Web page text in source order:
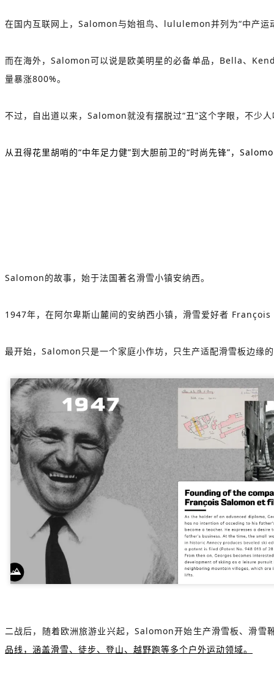
在国内互联网上， Salomon与始祖鸟、lululemon并列为“中产运
而在海外，Salomon可以说是欧美明星的必备单品，Bella、
量暴涨800%。
不过，自出道以来，Salomon就没有摆脱过“丑”这个字眼，不少
从丑得花里胡哨的“中年足力健”到大胆前卫的“时尚先锋”，
Salomon的故事，始于法国著名滑雪小镇安纳西。
1947年，在阿尔卑斯山麓间的安纳西小镇，滑雪爱好者
最开始，Salomon只是一个家庭小作坊，只生产适配滑雪板边缘
二战后，随着欧洲旅游业兴起，Salomon开始生产滑雪板、滑
品线，涵盖滑雪、徒步、登山、越野跑等多个户外运动领域。